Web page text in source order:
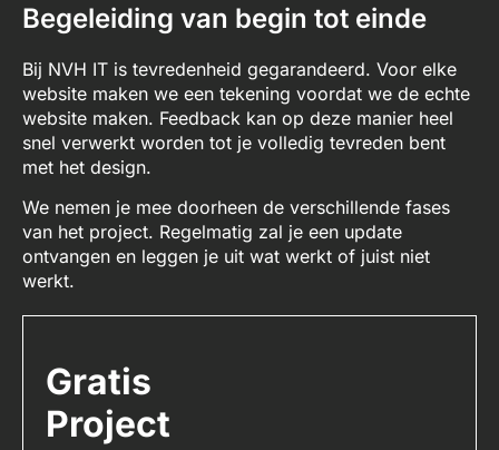
Begeleiding van begin tot einde
Bij NVH IT is tevredenheid gegarandeerd. Voor elke
website maken we een tekening voordat we de echte
website maken. Feedback kan op deze manier heel
snel verwerkt worden tot je volledig tevreden bent
met het design.
We nemen je mee doorheen de verschillende fases
van het project. Regelmatig zal je een update
ontvangen en leggen je uit wat werkt of juist niet
werkt.
Gratis
Project